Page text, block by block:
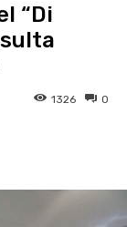
“Di
0
1326